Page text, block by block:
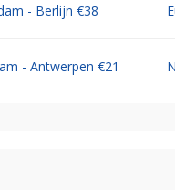
- Berlijn €38
- Antwerpen €21